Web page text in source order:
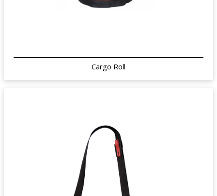
Cargo Roll